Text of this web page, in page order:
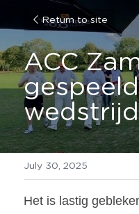
Return to site
ACC
July 30, 2025
Het is lastig